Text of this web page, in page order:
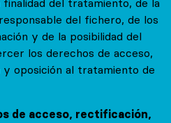
del tratamiento, de la
del fichero, de los
y de la posibilidad del
los derechos de acceso,
oposición al tratamiento de
de acceso, rectificación,